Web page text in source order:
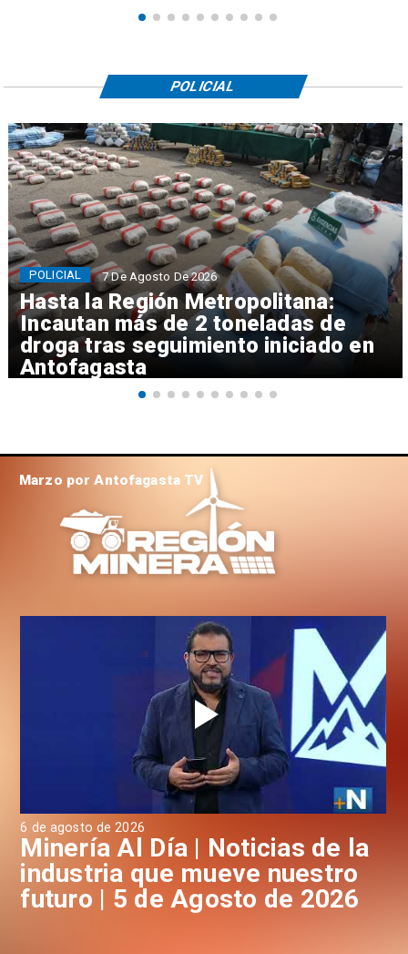
Hasta la Región Metropolitana:
Incautan más de 2 toneladas de
droga tras seguimiento iniciado en
Antofagasta
POLICIAL 7 De Agosto De 2026
POLICIAL
6 de agosto de 2026
Minería Al Día | Noticias de la
industria que mueve nuestro
futuro | 5 de Agosto de 2026
Marzo por Antofagasta TV